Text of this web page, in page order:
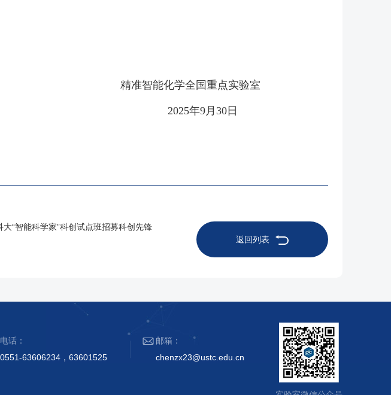
精准智能化学全国重点实验室
2025年9 月30日
返回列表
“智能科学家”科创试点班招募科创先锋
电话：
0551-63606234，63601525
邮箱：
chenzx23@ustc.edu.cn